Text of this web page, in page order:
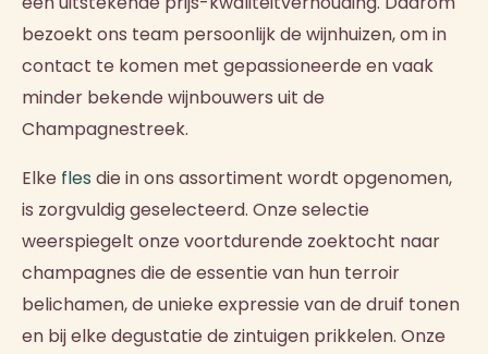
bezoekt ons team persoonlijk de wijnhuizen, om in
contact te komen met gepassioneerde en vaak
minder bekende wijnbouwers uit de
Champagnestreek.
Elke fles die in ons assortiment wordt opgenomen,
is zorgvuldig geselecteerd. Onze selectie
weerspiegelt onze voortdurende zoektocht naar
champagnes die de essentie van hun terroir
belichamen, de unieke expressie van de druif tonen
en bij elke degustatie de zintuigen prikkelen. Onze